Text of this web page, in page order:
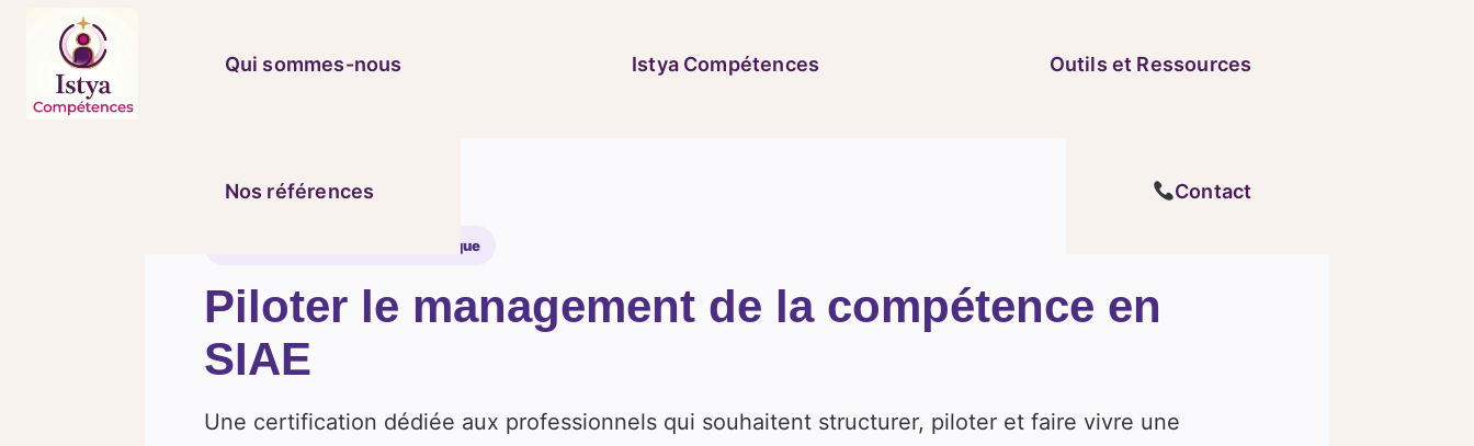
Qui sommes-nous Istya Compétences Outils et Ressources
Nos références Contact
Certification – Répertoire spécifique
Piloter le management de la compétence en
SIAE
Une certification dédiée aux professionnels qui souhaitent structurer, piloter et faire vivre une